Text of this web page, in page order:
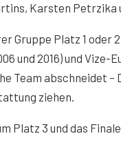
Karsten Petrzika
Gruppe Platz 1 oder
und 2016) und Vize-
Team abschneidet –
ziehen.
Platz 3 und das